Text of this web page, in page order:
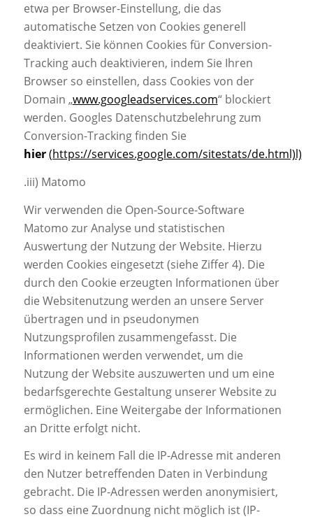
etwa per Browser-Einstellung, die das
automatische Setzen von Cookies generell
deaktiviert. Sie können Cookies für Conversion-
Tracking auch deaktivieren, indem Sie Ihren
Browser so einstellen, dass Cookies von der
Domain „www.googleadservices.com“ blockiert
werden. Googles Datenschutzbelehrung zum
Conversion-Tracking finden Sie
hier (https://services.google.com/sitestats/de.html)l)
.iii) Matomo
Wir verwenden die Open-Source-Software
Matomo zur Analyse und statistischen
Auswertung der Nutzung der Website. Hierzu
werden Cookies eingesetzt (siehe Ziffer 4). Die
durch den Cookie erzeugten Informationen über
die Websitenutzung werden an unsere Server
übertragen und in pseudonymen
Nutzungsprofilen zusammengefasst. Die
Informationen werden verwendet, um die
Nutzung der Website auszuwerten und um eine
bedarfsgerechte Gestaltung unserer Website zu
ermöglichen. Eine Weitergabe der Informationen
an Dritte erfolgt nicht.
Es wird in keinem Fall die IP-Adresse mit anderen
den Nutzer betreffenden Daten in Verbindung
gebracht. Die IP-Adressen werden anonymisiert,
so dass eine Zuordnung nicht möglich ist (IP-